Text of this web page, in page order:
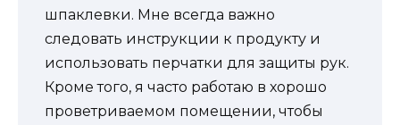
шпаклевки. Мне всегда важно
следовать инструкции к продукту и
использовать перчатки для защиты рук.
Кроме того, я часто работаю в хорошо
проветриваемом помещении, чтобы